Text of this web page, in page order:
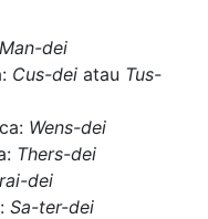
Man-dei
Cus-dei atau Tus-
Wens-dei
Thers-dei
dei
Sa-ter-dei